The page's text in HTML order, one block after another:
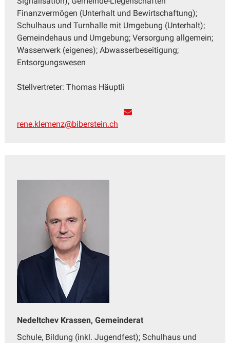
Finanzvermögen (Unterhalt und Bewirtschaftung);
Schulhaus und Turnhalle mit Umgebung (Unterhalt);
Gemeindehaus und Umgebung; Versorgung allgemein;
Wasserwerk (eigenes); Abwasserbeseitigung;
Entsorgungswesen
Stellvertreter: Thomas Häuptli
rene.klemenz@biberstein.ch
Nedeltchev Krassen, Gemeinderat
Schule, Bildung (inkl. Jugendfest); Schulhaus und